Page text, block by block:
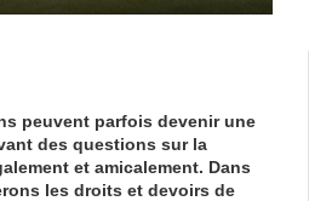
peuvent parfois devenir une
des questions sur la
et amicalement. Dans
les droits et devoirs de